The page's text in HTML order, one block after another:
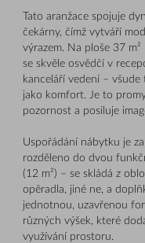
Tato aranžace spojuje
čekárny, čímž vytváří
výrazem. Na ploše 37
se skvěle osvědčí v
kanceláří vedení –
jako komfort. Je to
pozornost a posiluje
Uspořádání nábytku je
rozděleno do dvou
(12 m²) – se skládá z
opěradla, jiné ne, a
jednotnou, uzavřenou
různých výšek, které
využívání prostoru.